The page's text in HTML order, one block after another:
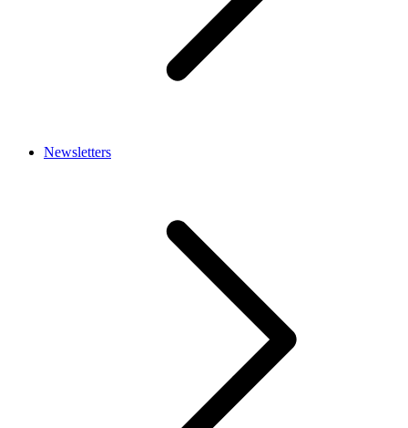
Newsletters